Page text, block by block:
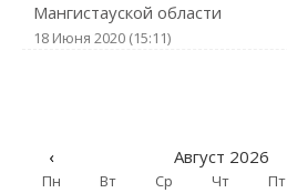
Мангистауской области
18 Июня 2020 (15:11)
‹ Август 2026
Пн Вт Ср Чт Пт